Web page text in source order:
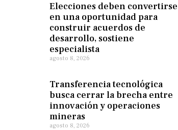
Elecciones deben convertirse
en una oportunidad para
construir acuerdos de
desarrollo, sostiene
especialista
agosto 8, 2026
Transferencia tecnológica
busca cerrar la brecha entre
innovación y operaciones
mineras
agosto 8, 2026